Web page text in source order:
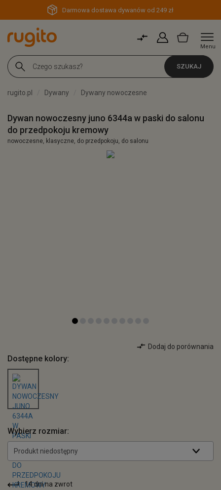
Darmowa dostawa dywanów od 249 zł
Menu
SZUKAJ
rugito.pl Dywany Dywany nowoczesne
Dywan nowoczesny juno 6344a w paski do salonu
do przedpokoju kremowy
nowoczesne, klasyczne, do przedpokoju, do salonu
Dodaj do porównania
Dostępne kolory:
Wybierz rozmiar:
Produkt niedostępny
14 dni na zwrot